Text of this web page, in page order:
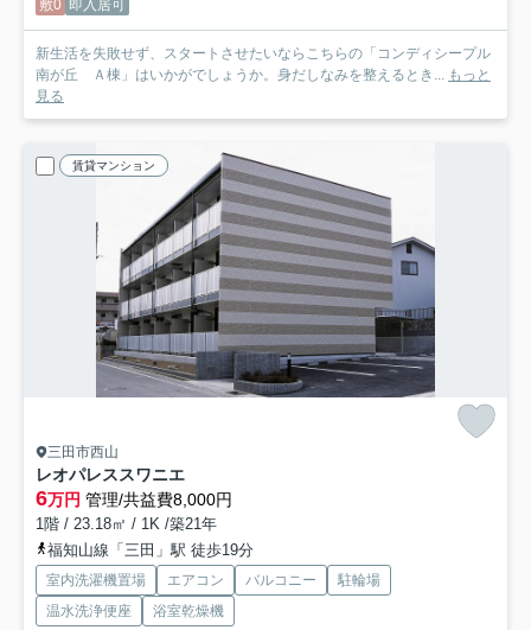
敷0 即入居可
新生活を失敗せず、スタートさせたいならこちらの「コンディシープル
南が丘 Ａ棟」はいかがでしょうか。身だしなみを整えるとき... もっと
見る
賃貸マンション
三田市西山
レオパレススワニエ
6万円 管理/共益費8,000円
1階 / 23.18㎡ / 1K /築21年
福知山線「三田」駅 徒歩19分
室内洗濯機置場 エアコン バルコニー
駐輪場
温水洗浄便座
浴室乾燥機